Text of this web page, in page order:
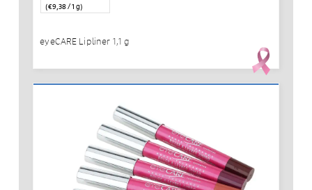
(€9,38/ 1 g)
eyeCARE Lipliner 1,1 g